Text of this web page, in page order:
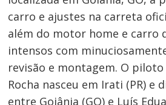
carro e ajustes na carreta
além do motor home e carro
intensos com
revisão e montagem. O
Rocha nasceu em Irati (PR) e
entre Goiânia (GO) e Luís